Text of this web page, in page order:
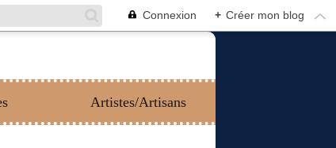
Connexion + Créer mon blog
Artistes/Artisans